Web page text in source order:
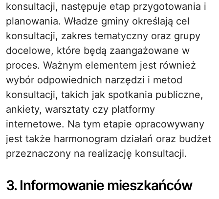
konsultacji, następuje etap przygotowania i
planowania. Władze gminy określają cel
konsultacji, zakres tematyczny oraz grupy
docelowe, które będą zaangażowane w
proces. Ważnym elementem jest również
wybór odpowiednich narzędzi i metod
konsultacji, takich jak spotkania publiczne,
ankiety, warsztaty czy platformy
internetowe. Na tym etapie opracowywany
jest także harmonogram działań oraz budżet
przeznaczony na realizację konsultacji.
3. Informowanie mieszkańców